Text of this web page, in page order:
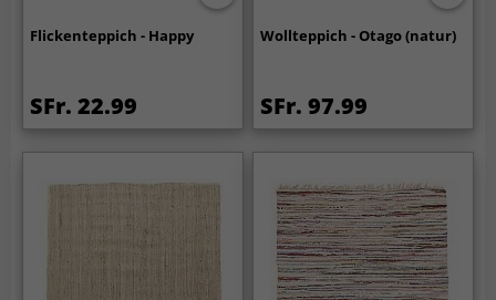
Flickenteppich - Happy
SFr. 22.99
Wollteppich - Otago (natur)
SFr. 97.99